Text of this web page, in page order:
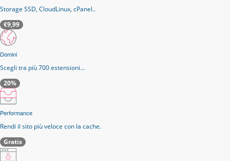
Storage SSD, CloudLinux, cPanel..
€9,99
Domini
Scegli tra più 700 estensioni...
20%
Performance
Rendi il sito più veloce con la cache.
Gratis